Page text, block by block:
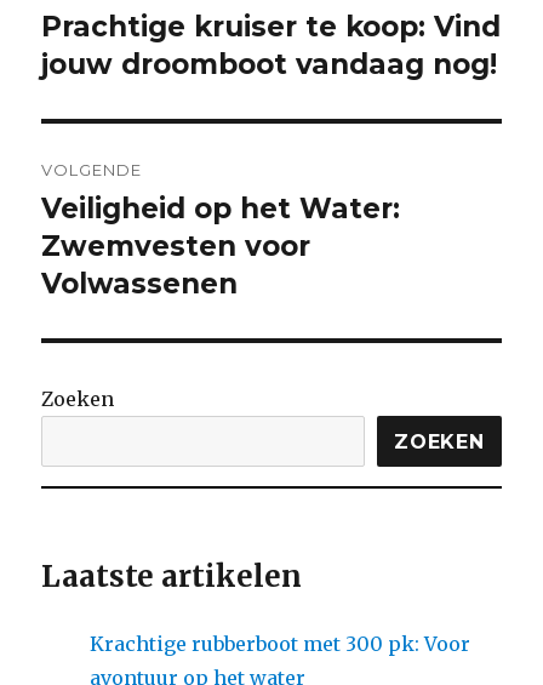
Vorige
bericht:
Prachtige kruiser te koop: Vind
jouw droomboot vandaag nog!
VOLGENDE
Volgende
bericht:
Veiligheid op het Water:
Zwemvesten voor
Volwassenen
Zoeken
ZOEKEN
Laatste artikelen
Krachtige rubberboot met 300 pk: Voor
avontuur op het water